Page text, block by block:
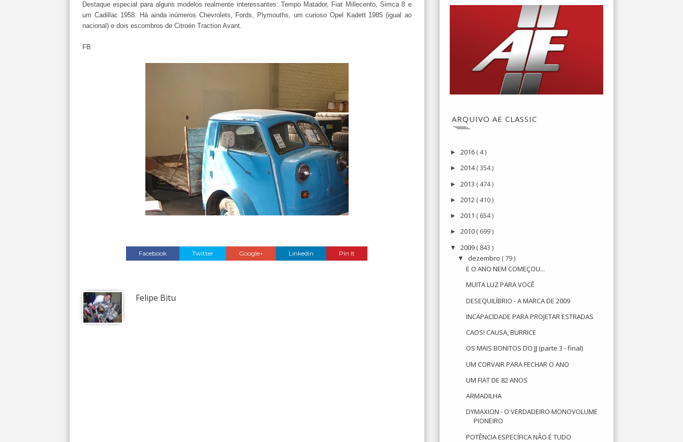
Destaque especial para alguns modelos realmente interessantes: Tempo Matador, Fiat Millecento, Simca 8 e
um Cadillac 1958. Há ainda inúmeros Chevrolets, Fords, Plymouths, um curioso Opel Kadett 1985 (igual ao
nacional) e dois escombros de Citroën Traction Avant.
FB
Facebook Twitter Google+ Linkedin Pin It
Felipe Bitu
ARQUIVO AE CLASSIC
► 2016 ( 4 )
► 2014( 354 )
► 2013 ( 474 )
► 2012 ( 410 )
► 2011 ( 654 )
► 2010 ( 699 )
▼ 2009 ( 843 )
▼ dezembro ( 79 )
E O ANO NEM COMEÇOU...
MUITA LUZ PARA VOCÊ
DESEQUILÍBRIO - A MARCA DE 2009
INCAPACIDADE PARA PROJETAR ESTRADAS
CAOS! CAUSA, BURRICE
OS MAIS BONITOS DO JJ (parte 3 - final)
UM CORVAIR PARA FECHAR O ANO
UM FIAT DE 82 ANOS
ARMADILHA
DYMAXION - O VERDADEIRO MONOVOLUME
PIONEIRO
POTÊNCIA ESPECÍFICA NÃO É TUDO